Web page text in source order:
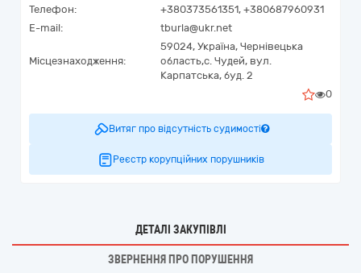
Телефон:
+380373561351, +380687960931
E-mail:
tburla@ukr.net
Місцезнаходження:
59024, Україна, Чернівецька
область,с. Чудей, вул.
Карпатська, буд. 2
0
Витяг про відсутність судимості
Реєстр корупційних порушників
ДЕТАЛІ ЗАКУПІВЛІ
ЗВЕРНЕННЯ ПРО ПОРУШЕННЯ